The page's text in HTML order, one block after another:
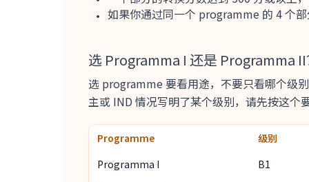
如果你通过同一个 programme 的 4 个
选 Programma I 还是 Programma
选 programme 要看用途，不要只看哪个级
主或 IND 情况写明了某个级别，请先按这个
Programme
级别
Programma I
B1